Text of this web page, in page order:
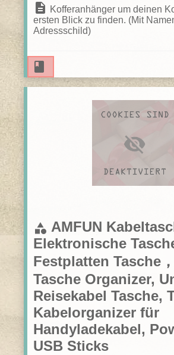
description Kofferanhänger um deinen
ersten Blick zu finden. (Mit
Adressschild)
book
category AMFUN
Elektronische
Festplatten Tasche
Tasche Organizer,
Reisekabel Tasche,
Kabelorganizer für
Handyladekabel,
USB Sticks